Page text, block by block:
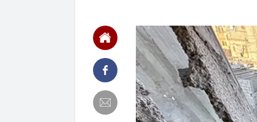
Các
14:46
Tin
14:44
Người
quá
14:41
Nắng
14:40
Công an
người
14:36
Ăn hàng